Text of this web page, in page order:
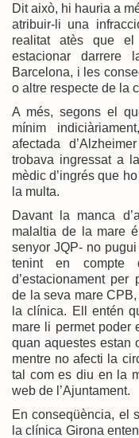
Dit això, hi hauria a
atribuir-li una
realitat atès que
estacionar darrere
Barcelona, i les
o altre respecte de la
A més, segons el
mínim
afectada
trobava ingressat a
mèdic d’ingrés que
la multa.
Davant la manca
malaltia de la mare
senyor JQP- no
tenint en compte
d’estacionament
de la seva mare
la clínica. Ell entén
mare li permet poder
quan aquestes estan
mentre no afecti la
tal com es diu en la
web de l’Ajuntament.
En conseqüència, el
la clínica Girona